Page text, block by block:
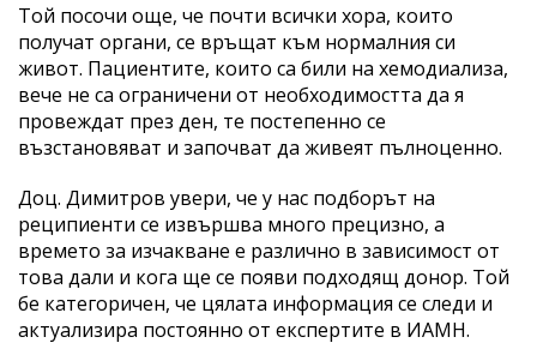
Той посочи още, че почти всички хора, които
получат органи, се връщат към нормалния си
живот. Пациентите, които са били на хемодиализа,
вече не са ограничени от необходимостта да я
провеждат през ден, те постепенно се
възстановяват и започват да живеят пълноценно.
Доц. Димитров увери, че у нас подборът на
реципиенти се извършва много прецизно, а
времето за изчакване е различно в зависимост от
това дали и кога ще се появи подходящ донор. Той
бе категоричен, че цялата информация се следи и
актуализира постоянно от експертите в ИАМН.